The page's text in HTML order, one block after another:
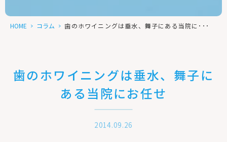
HOME > コラム > 歯のホワイニングは垂水、舞子にある当院に･･･
歯のホワイニングは垂水、舞子に
ある当院にお任せ
2014.09.26